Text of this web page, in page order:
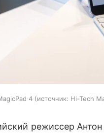
4 источник: Hi-Tech
режиссер